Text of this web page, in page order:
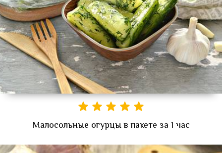
Малосольные огурцы в пакете за 1 час